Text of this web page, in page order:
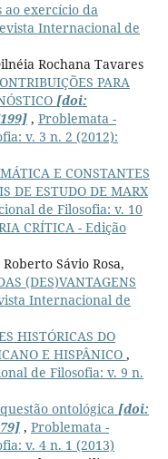
ao exercício da
Internacional de
Rochana Tavares
PARA
[doi:
, Problemata -
v. 3 n. 2 (2012):
E CONSTANTES
DE ESTUDO DE MARX
de Filosofia: v. 10
CRÍTICA - Edição
Sávio Rosa,
(DES)VANTAGENS
Internacional de
HISTÓRICAS DO
E HISPÂNICO ,
de Filosofia: v. 9 n.
ontológica [doi:
, Problemata -
v. 4 n. 1 (2013)